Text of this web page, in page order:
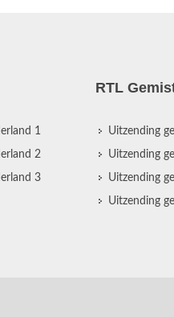
1
2
3
RTL
Uitzending
Uitzending
Uitzending
Uitzending